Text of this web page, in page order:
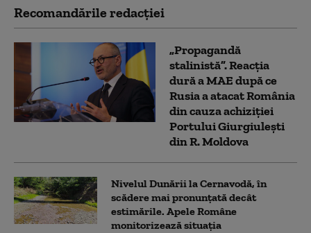
Recomandările redacţiei
„Propagandă
stalinistă”. Reacția
dură a MAE după ce
Rusia a atacat România
din cauza achiziției
Portului Giurgiulești
din R. Moldova
Nivelul Dunării la Cernavodă, în
scădere mai pronunțată decât
estimările. Apele Române
monitorizează situația